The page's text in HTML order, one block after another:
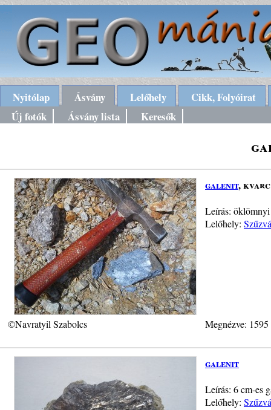
Nyitólap Ásvány Lelőhely
Cikk, Folyóirat
Új fotók
Ásvány lista Keresők
galenit, kvarc
Leírás: öklömnyi
Lelőhely:
©Navratyil Szabolcs Megnézve:
galenit
Leírás: 6 cm-es
Lelőhely: